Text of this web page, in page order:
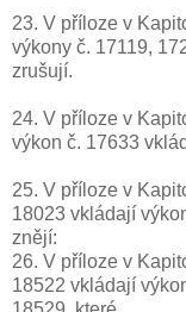
23. V příloze v
výkony č. 17119,
zrušují.
24. V příloze v
výkon č. 17633
25. V příloze v
18023 vkládají
znějí:
26. V příloze v
18522 vkládají